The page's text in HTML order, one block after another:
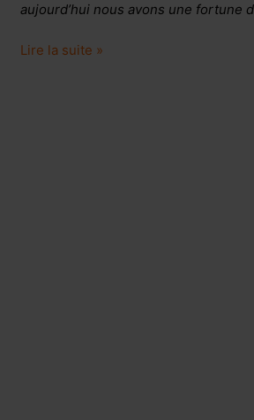
aujourd’hui nous avons une fortune
Lire la suite »